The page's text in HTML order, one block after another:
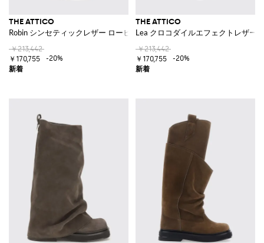
THE ATTICO
Robin シンセティックレザー ローヒール オーバーニーブーツ
￥213,442
￥170,755
-20%
THE ATTICO
Lea クロコダイルエフェクトレザー
￥213,442
￥170,755
-20%